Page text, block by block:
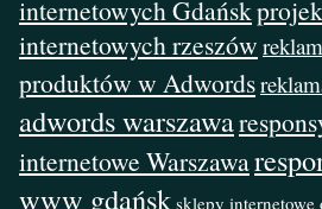
internetowych Gdańsk
internetowych rzeszów
produktów w Adwords
adwords warszawa
internetowe Warszawa
www gdańsk sklepy internetowe